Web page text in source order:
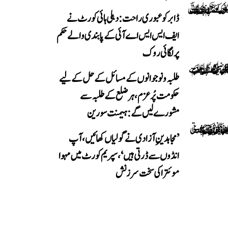
ڈابر کو عبوری راحت: دہلی ہائی کورٹ نے
ایف ایس ایس اے آئی کے پابندی والے حکم
پر لگائی روک
طلبہ و نوجوانوں کے مسائل کے حل کے لیے
حکومت پُرعزم، ہر ضلع کے طلبہ سے
مشورے لیں گے: ہیمنت سورین
’مجاہدینِ آزادی نے گولیاں کھائیں، آپ
انڈوں سے ڈرتی ہیں‘، سپریم کورٹ میں مہوا
موئترا کی سخت سرزنش